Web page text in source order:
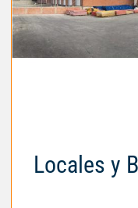
Locales y